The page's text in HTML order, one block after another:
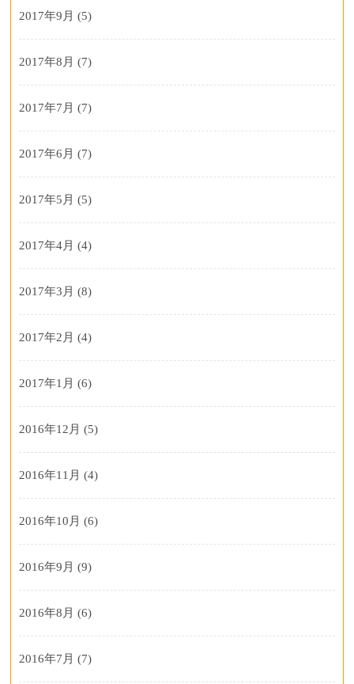
2017年9月 (5)
2017年8月 (7)
2017年7月 (7)
2017年6月 (7)
2017年5月 (5)
2017年4月 (4)
2017年3月 (8)
2017年2月 (4)
2017年1月 (6)
2016年12月 (5)
2016年11月 (4)
2016年10月 (6)
2016年9月 (9)
2016年8月 (6)
2016年7月 (7)